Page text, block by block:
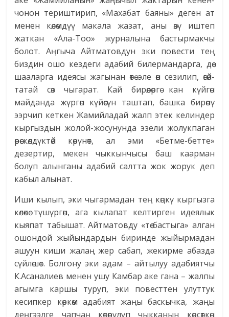
чонон териштирип, «Махабат баяны» деген ат
менен көлөмдүү макала жазат, аны өзү иштеп
жаткан «Ала-Тоо» журналына бас­тырмакчы
болот. Аңгыча Айтматовдун эки повести тең
биздин ошо кездеги адабий билермандарга, дөө-
шааларга идеясы жагынан өтө эле өөн сезилип, өгөй-
татай сөз чыгарат. Кай бирөөлөргө кан күйгөн
майданда жүргөн күйөөсүн таштап, башка бирөөнү
ээрчип кеткен Жамийладай жалп этек келиндер
кыргыздын жолой-жосунунда эзели жолукпаган
өрөскөлдүктөй көрүнөт, ал эми «Бетме-бетте»
дезертир, мекен чыккынчысы баш каарман
болуп алынганы адабий салтта жок жорук деп
кабыл алынат.
Иши кылып, эки чыгармадан тең көңкү кыргызга
көлөкө түшүргөн, ага кылапат келтирген идеялык
кыяпат табышат. Айтматовду «төө бастыга» алган
ошондой жыйындардын биринде жыйырмадан
ашуун киши жалаң жер сабап, жекирме абазда
сүйлөшөт. Болгону эки адам – айтылуу адабиятчы
К.Асаналиев менен ушу Камбар аке гана – жалпы
агымга каршы туруп, эки повесттен улуттук
кесипкер көркөм адабият жаңы баскычка, жаңы
деңгээлге чапчаң көтөрүлүп чыкканын көрсөткөн